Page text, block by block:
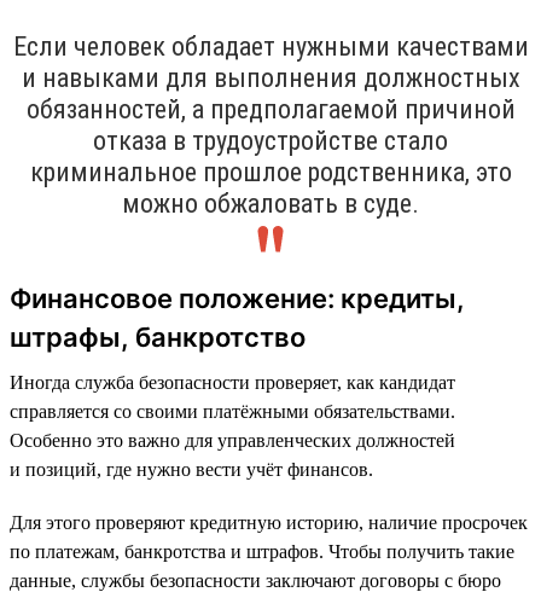
Если человек обладает нужными качествами
и навыками для выполнения должностных
обязанностей, а предполагаемой причиной
отказа в трудоустройстве стало
криминальное прошлое родственника, это
можно обжаловать в суде.
Финансовое положение: кредиты,
штрафы, банкротство
Иногда служба безопасности проверяет, как кандидат
справляется со своими платёжными обязательствами.
Особенно это важно для управленческих должностей
и позиций, где нужно вести учёт финансов.
Для этого проверяют кредитную историю, наличие просрочек
по платежам, банкротства и штрафов. Чтобы получить такие
данные, службы безопасности заключают договоры с бюро